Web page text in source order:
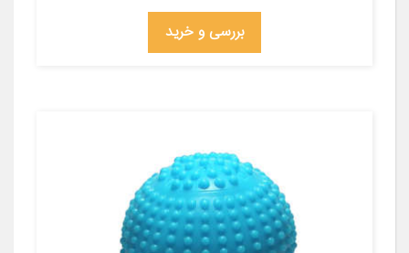
بررسی و خرید